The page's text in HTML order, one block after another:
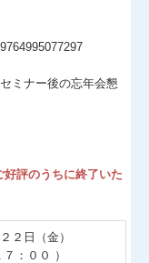
ミナー後の忘年会懇
好評のうちに終了いた
２日（金）
：００ ）